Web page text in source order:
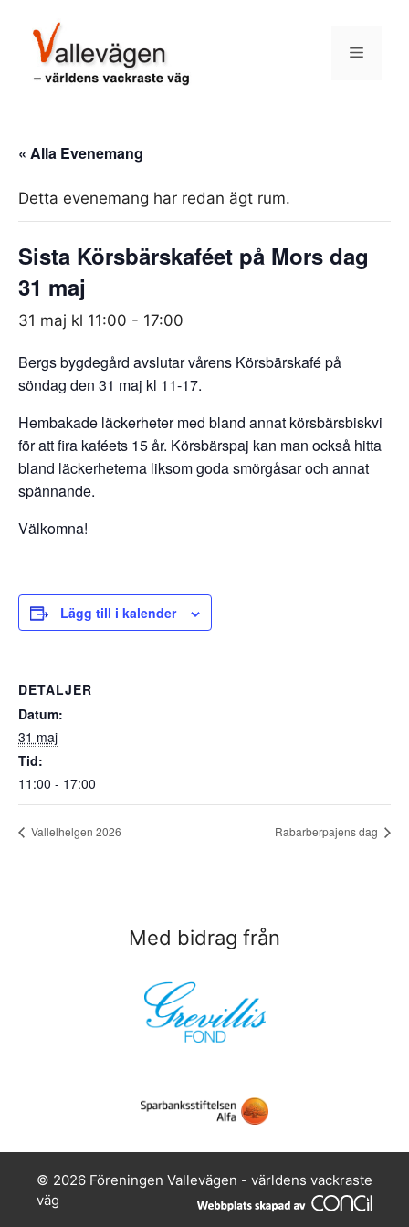
innehåll
Meny
« Alla Evenemang
Detta evenemang har redan ägt rum.
Sista Körsbärskaféet på Mors dag
31 maj
31 maj kl 11:00 - 17:00
Bergs bygdegård avslutar vårens Körsbärskafé på
söndag den 31 maj kl 11-17.
Hembakade läckerheter med bland annat körsbärsbiskvi
för att fira kaféets 15 år. Körsbärspaj kan man också hitta
bland läckerheterna liksom goda smörgåsar och annat
spännande.
Välkomna!
Lägg till i kalender
DETALJER
Datum:
31 maj
Tid:
11:00 - 17:00
Vallelhelgen 2026 Rabarberpajens dag
Med bidrag från
© 2026 Föreningen Vallevägen - världens vackraste
väg